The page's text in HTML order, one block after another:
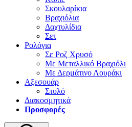
Σκουλαρίκια
Βραχιόλια
Δαχτυλίδια
Σετ
Ρολόγια
Σε Ροζ Χρυσό
Με Μεταλλικό Βραχιόλι
Με Δερμάτινο Λουράκι
Αξεσουάρ
Στυλό
Διακοσμητικά
Προσφορές